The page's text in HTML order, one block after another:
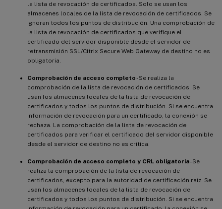
la lista de revocación de certificados. Solo se usan los
almacenes locales de la lista de revocación de certificados. Se
ignoran todos los puntos de distribución. Una comprobación de
la lista de revocación de certificados que verifique el
certificado del servidor disponible desde el servidor de
retransmisión SSL/Citrix Secure Web Gateway de destino no es
obligatoria.
Comprobación de acceso completo- Se realiza la
comprobación de la lista de revocación de certificados. Se
usan los almacenes locales de la lista de revocación de
certificados y todos los puntos de distribución. Si se encuentra
información de revocación para un certificado, la conexión se
rechaza. La comprobación de la lista de revocación de
certificados para verificar el certificado del servidor disponible
desde el servidor de destino no es crítica.
Comprobación de acceso completo y CRL obligatoria- Se
realiza la comprobación de la lista de revocación de
certificados, excepto para la autoridad de certificación raíz. Se
usan los almacenes locales de la lista de revocación de
certificados y todos los puntos de distribución. Si se encuentra